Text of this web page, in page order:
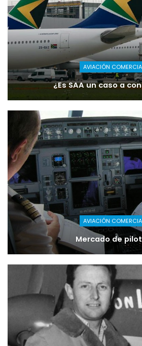
AVIACIÓN
¿Es SAA un caso a
AVIACIÓN
Mercado de